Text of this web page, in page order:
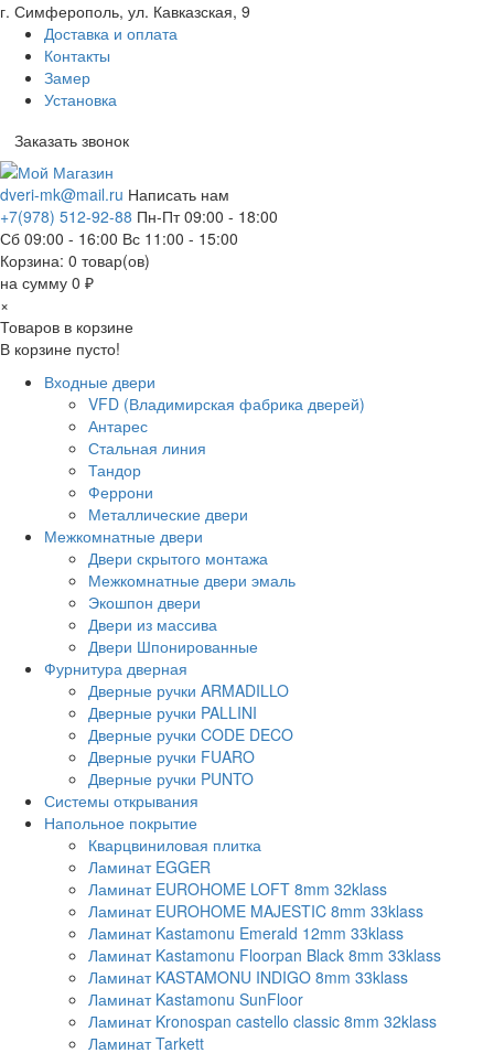
г. Симферополь, ул. Кавказская, 9
Доставка и оплата
Контакты
Замер
Установка
Заказать звонок
dveri-mk@mail.ru Написать нам
+7(978) 512-92-88 Пн-Пт 09:00 - 18:00
Сб 09:00 - 16:00 Вс 11:00 - 15:00
Корзина: 0 товар(ов)
на сумму 0 ₽
×
Товаров в корзине
В корзине пусто!
Входные двери
VFD (Владимирская фабрика дверей)
Антарес
Стальная линия
Тандор
Феррони
Металлические двери
Межкомнатные двери
Двери скрытого монтажа
Межкомнатные двери эмаль
Экошпон двери
Двери из массива
Двери Шпонированные
Фурнитура дверная
Дверные ручки ARMADILLO
Дверные ручки PALLINI
Дверные ручки CODE DECO
Дверные ручки FUARO
Дверные ручки PUNTO
Системы открывания
Напольное покрытие
Кварцвиниловая плитка
Ламинат EGGER
Ламинат EUROHOME LOFT 8mm 32klass
Ламинат EUROHOME MAJESTIC 8mm 33klass
Ламинат Kastamonu Emerald 12mm 33klass
Ламинат Kastamonu Floorpan Black 8mm 33klass
Ламинат KASTAMONU INDIGO 8mm 33klass
Ламинат Kastamonu SunFloor
Ламинат Kronospan castello classic 8mm 32klass
Ламинат Tarkett